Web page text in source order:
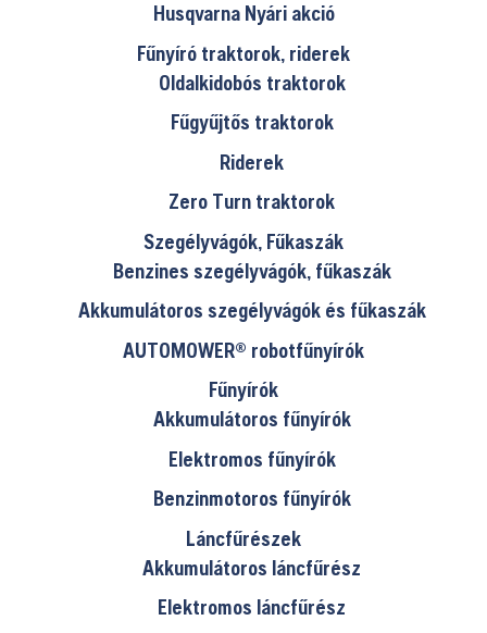
Husqvarna Nyári akció
Fűnyíró traktorok, riderek
Oldalkidobós traktorok
Fűgyűjtős traktorok
Riderek
Zero Turn traktorok
Szegélyvágók, Fűkaszák
Benzines szegélyvágók, fűkaszák
Akkumulátoros szegélyvágók és fűkaszák
AUTOMOWER® robotfűnyírók
Fűnyírók
Akkumulátoros fűnyírók
Elektromos fűnyírók
Benzinmotoros fűnyírók
Láncfűrészek
Akkumulátoros láncfűrész
Elektromos láncfűrész